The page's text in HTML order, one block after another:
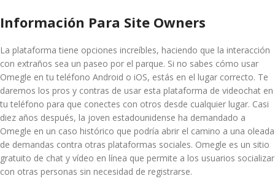
Información Para Site Owners
La plataforma tiene opciones increíbles, haciendo que la interacción
con extraños sea un paseo por el parque. Si no sabes cómo usar
Omegle en tu teléfono Android o iOS, estás en el lugar correcto. Te
daremos los pros y contras de usar esta plataforma de videochat en
tu teléfono para que conectes con otros desde cualquier lugar. Casi
diez años después, la joven estadounidense ha demandado a
Omegle en un caso histórico que podría abrir el camino a una oleada
de demandas contra otras plataformas sociales. Omegle es un sitio
gratuito de chat y vídeo en línea que permite a los usuarios socializar
con otras personas sin necesidad de registrarse.